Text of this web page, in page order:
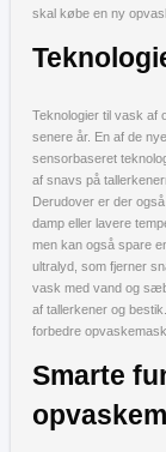
skal købe en ny
Teknologier til vask af
senere år. En af de
sensorbaseret
af snavs på
Derudover er der
damp eller lavere
men kan også spare
ultralyd, som fjerner
vask med vand og
af tallerkener og
forbedre
Smarte